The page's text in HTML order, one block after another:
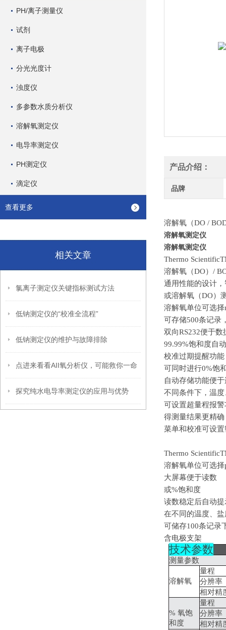
PH/离子测量仪
试剂
离子电极
分光光度计
浊度仪
多参数水质分析仪
溶解氧测定仪
电导率测定仪
PH测定仪
滴定仪
查看更多
相关文章
氯离子测定仪关键指标测试方法
低钠测定仪的“校准全流程”
低钠测定仪的维护与故障排除
点进来看看AII氧分析仪，可能救你一命
探究纯水电导率测定仪的应用与优势
产品介绍：
品牌
溶解氧（DO /
溶解氧测定仪
溶解氧测定仪
Thermo
溶解氧（DO）/
通用性能的设计
或溶解氧（DO）
溶解氧单位可选择
可存储500条记录
双向RS232便于数
99.99%饱和度自
校准过期提醒功能
可同时进行0%饱
自动存储功能便
不同条件下，温
可设置超量程报警
得测量结果更精确
菜单和校准可设
Thermo
溶解氧单位可选择
大屏幕便于读数
或%饱和度
读数稳定后自动提
在不同的温度、
可储存100条记录
含电极支架
技术参数
测量参数
溶解氧
量程
分辨率
相对精
% 氧饱
和度
量程
分辨率
相对精